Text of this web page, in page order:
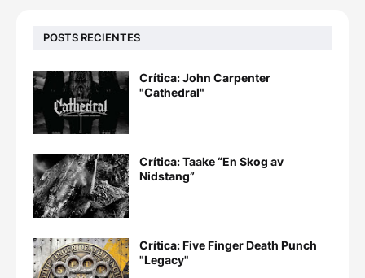
POSTS RECIENTES
Crítica: John Carpenter
"Cathedral"
Crítica: Taake “En Skog av
Nidstang”
Crítica: Five Finger Death Punch
"Legacy"